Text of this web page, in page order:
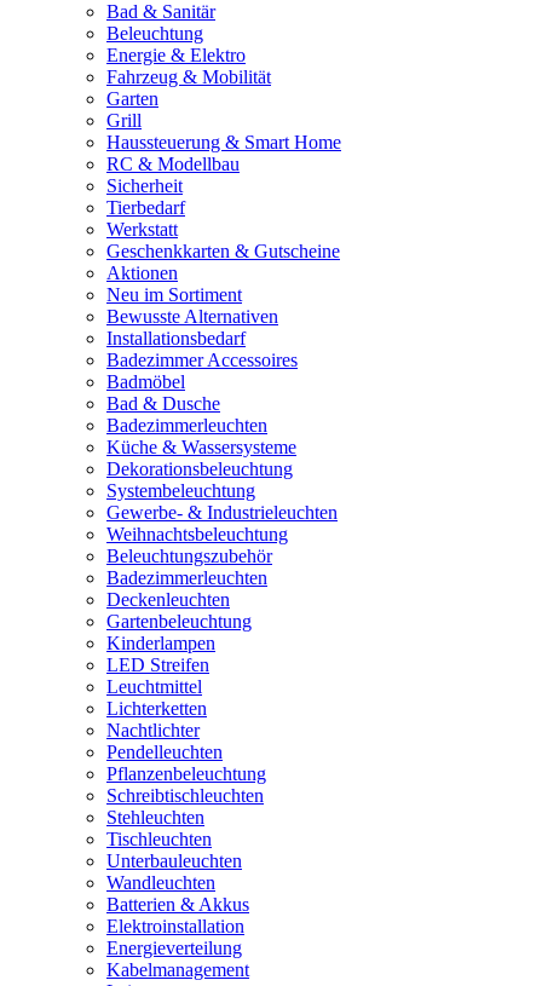
Bad & Sanitär
Beleuchtung
Energie & Elektro
Fahrzeug & Mobilität
Garten
Grill
Haussteuerung & Smart Home
RC & Modellbau
Sicherheit
Tierbedarf
Werkstatt
Geschenkkarten & Gutscheine
Aktionen
Neu im Sortiment
Bewusste Alternativen
Installationsbedarf
Badezimmer Accessoires
Badmöbel
Bad & Dusche
Badezimmerleuchten
Küche & Wassersysteme
Dekorationsbeleuchtung
Systembeleuchtung
Gewerbe- & Industrieleuchten
Weihnachtsbeleuchtung
Beleuchtungszubehör
Badezimmerleuchten
Deckenleuchten
Gartenbeleuchtung
Kinderlampen
LED Streifen
Leuchtmittel
Lichterketten
Nachtlichter
Pendelleuchten
Pflanzenbeleuchtung
Schreibtischleuchten
Stehleuchten
Tischleuchten
Unterbauleuchten
Wandleuchten
Batterien & Akkus
Elektroinstallation
Energieverteilung
Kabelmanagement